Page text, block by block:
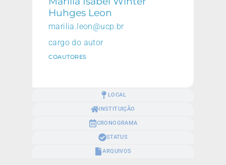
LOCAL
INSTITUIÇÃO
CRONOGRAMA
STATUS
ARQUIVOS
Huhges Leon
marilia.leon@ucp.br
cargo do autor
COAUTORES